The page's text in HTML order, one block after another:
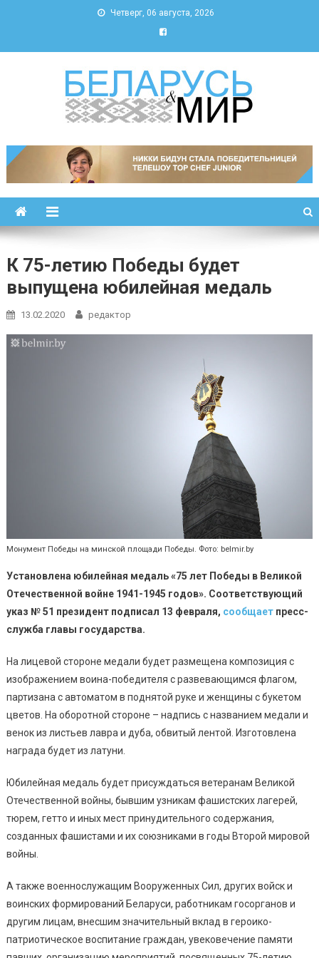
Четверг, 06 августа, 2026
Беларусь и мир
К 75-летию Победы будет
выпущена юбилейная медаль
13.02.2020 редактор
Монумент Победы на минской площади Победы. Фото: belmir.by
Установлена юбилейная медаль «75 лет Победы в Великой
Отечественной войне 1941-1945 годов». Соответствующий
указ № 51 президент подписал 13 февраля, сообщаетпресс-
служба главы государства.
На лицевой стороне медали будет размещена композиция с
изображением воина-победителя с развевающимся флагом,
партизана с автоматом в поднятой руке и женщины с букетом
цветов. На оборотной стороне – надпись с названием медали и
венок из листьев лавра и дуба, обвитый лентой. Изготовлена
награда будет из латуни.
Юбилейная медаль будет присуждаться ветеранам Великой
Отечественной войны, бывшим узникам фашистских лагерей,
тюрем, гетто и иных мест принудительного содержания,
созданных фашистами и их союзниками в годы Второй мировой
войны.
А также военнослужащим Вооруженных Сил, других войск и
воинских формирований Беларуси, работникам госорганов и
другим лицам, внесшим значительный вклад в героико-
патриотическое воспитание граждан, увековечение памяти